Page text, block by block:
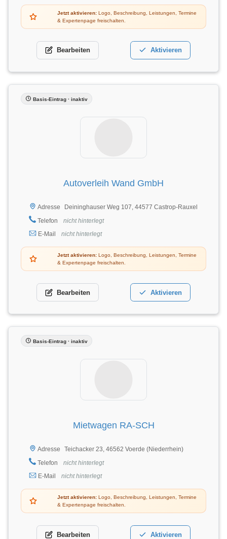
Jetzt aktivieren: Logo, Beschreibung, Leistungen, Termine
& Expertenpage freischalten.
Bearbeiten Aktivieren
Basis-Eintrag · inaktiv
Autoverleih Wand GmbH
Adresse
Deininghauser Weg 107, 44577 Castrop-Rauxel
Telefon
nicht hinterlegt
E-Mail
nicht hinterlegt
Jetzt aktivieren: Logo, Beschreibung, Leistungen, Termine
& Expertenpage freischalten.
Bearbeiten Aktivieren
Basis-Eintrag · inaktiv
Mietwagen RA-SCH
Adresse
Teichacker 23, 46562 Voerde (Niederrhein)
Telefon
nicht hinterlegt
E-Mail
nicht hinterlegt
Jetzt aktivieren: Logo, Beschreibung, Leistungen, Termine
& Expertenpage freischalten.
Bearbeiten Aktivieren